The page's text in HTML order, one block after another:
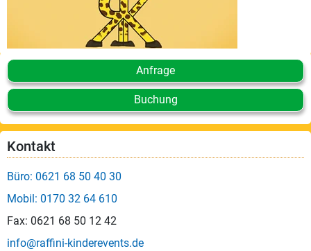
Anfrage
Buchung
Kontakt
Büro: 0621 68 50 40 30
Mobil: 0170 32 64 610
Fax: 0621 68 50 12 42
info@raffini-kinderevents.de